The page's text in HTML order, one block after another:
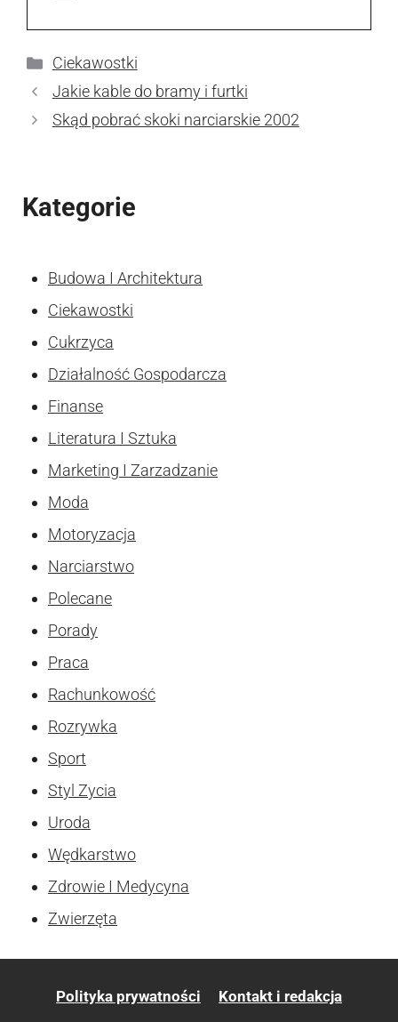
Kategorie
Ciekawostki
Jakie kable do bramy i furtki
Skąd pobrać skoki narciarskie 2002
Kategorie
Budowa I Architektura
Ciekawostki
Cukrzyca
Działalność Gospodarcza
Finanse
Literatura I Sztuka
Marketing I Zarzadzanie
Moda
Motoryzacja
Narciarstwo
Polecane
Porady
Praca
Rachunkowość
Rozrywka
Sport
Styl Zycia
Uroda
Wędkarstwo
Zdrowie I Medycyna
Zwierzęta
Polityka prywatności Kontakt i redakcja